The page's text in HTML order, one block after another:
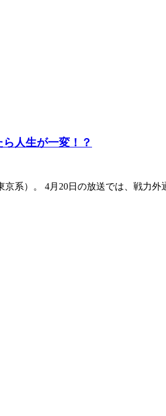
人生が一変！？
系）。 4月20日の放送では、戦力